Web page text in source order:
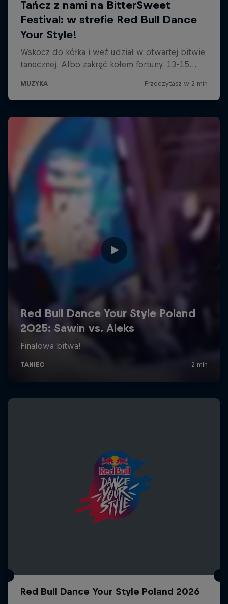
Red Bull Dance Your Style Poland 2026